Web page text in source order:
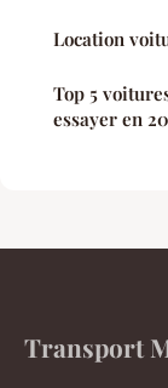
Location
Top 5
essayer en
Transport